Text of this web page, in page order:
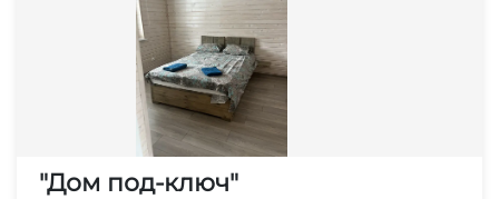
"Дом под-ключ"